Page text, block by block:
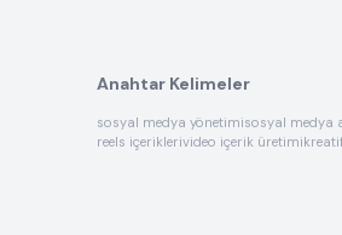
Anahtar Kelimeler
sosyal medya yönetimisosyal medya
reels içeriklerivideo içerik üretimi